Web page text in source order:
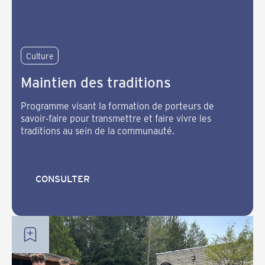
Culture
Maintien des traditions
Programme visant la formation de porteurs de
savoir-faire pour transmettre et faire vivre les
traditions au sein de la communauté.
CONSULTER
CONSULTER